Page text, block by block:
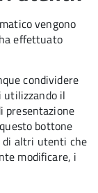
vengono
effettuato
condividere
il
presentazione
bottone
di altri utenti che
modificare, i